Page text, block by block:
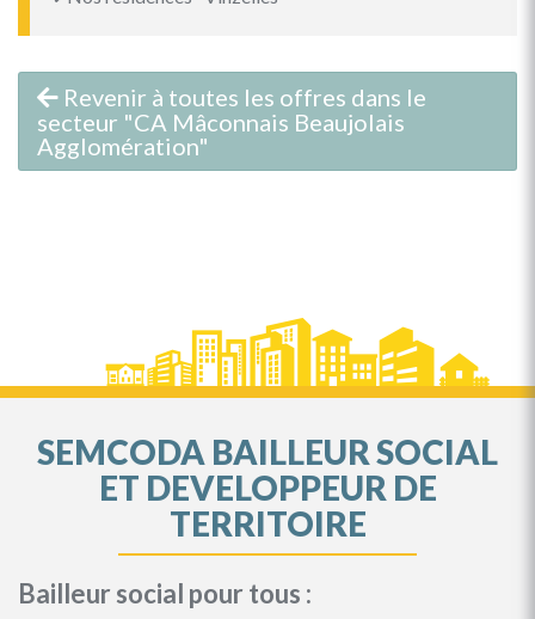
Revenir à toutes les offres dans le
secteur "CA Mâconnais Beaujolais
Agglomération"
SEMCODA BAILLEUR SOCIAL
ET DEVELOPPEUR DE
TERRITOIRE
Bailleur social pour tous :